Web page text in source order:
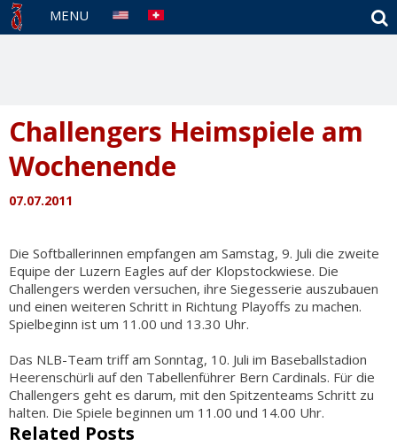
MENU
Challengers Heimspiele am
Wochenende
07.07.2011
Die Softballerinnen empfangen am Samstag, 9. Juli die zweite
Equipe der Luzern Eagles auf der Klopstockwiese. Die
Challengers werden versuchen, ihre Siegesserie auszubauen
und einen weiteren Schritt in Richtung Playoffs zu machen.
Spielbeginn ist um 11.00 und 13.30 Uhr.
Das NLB-Team triff am Sonntag, 10. Juli im Baseballstadion
Heerenschürli auf den Tabellenführer Bern Cardinals. Für die
Challengers geht es darum, mit den Spitzenteams Schritt zu
halten. Die Spiele beginnen um 11.00 und 14.00 Uhr.
Related Posts